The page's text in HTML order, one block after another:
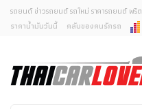
ยกเลิ
คุณต้องการยกเลิกการแจ้
ใ
รถยนต์ ข่าวรถยนต์ รถใหม่ ราคารถยนต์ พริ
ราคาน้ำมันวันนี้
คลับของคนรักรถ